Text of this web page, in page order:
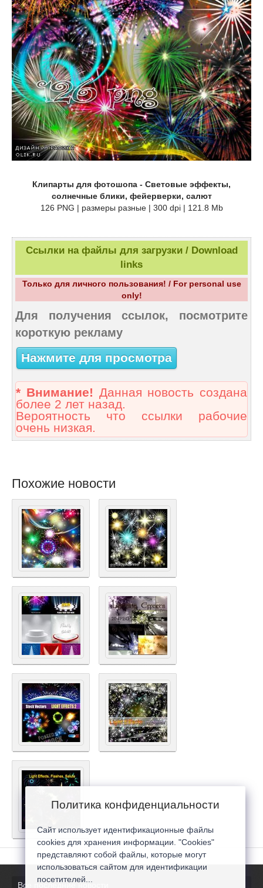
Клипарты для фотошопа - Световые эффекты,
солнечные блики, фейерверки, салют
126 PNG | размеры разные | 300 dpi | 121.8 Mb
Ссылки на файлы для загрузки / Download
links
Только для личного пользования! / For personal use
only!
Для получения ссылок, посмотрите
короткую рекламу
Нажмите для просмотра
* Внимание! Данная новость создана
более 2 лет назад.
Вероятность что ссылки рабочие
очень низкая.
Похожие новости
Все последние новости
Политика конфиденциальности
Сайт использует идентификационные файлы
cookies для хранения информации. "Cookies"
представляют собой файлы, которые могут
использоваться сайтом для идентификации
посетителей...